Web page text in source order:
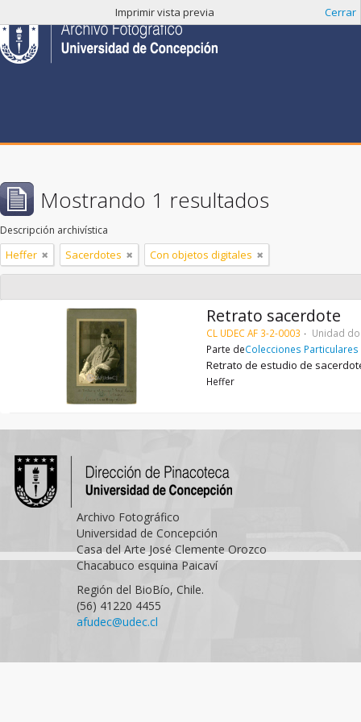
Imprimir vista previa Cerrar
Mostrando 1 resultados
Descripción archivística
Heffer Sacerdotes Con objetos digitales
Retrato sacerdote
CL UDEC AF 3-2-0003
Unidad
Parte deColecciones Particulares
Retrato de estudio de
Heffer
Archivo Fotográfico
Universidad de Concepción
Casa del Arte José Clemente Orozco
Chacabuco esquina Paicaví
Región del BioBío, Chile.
(56) 41220 4455
afudec@udec.cl